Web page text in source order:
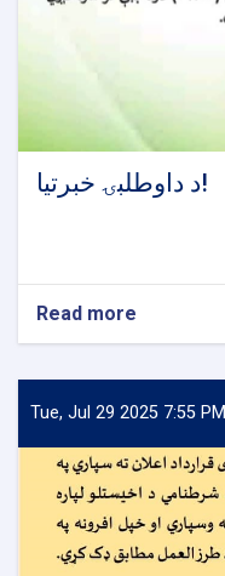
د داوطلبۍ خبرتیا!
Read more
د
خبرتیا!
Tue, Jul 29 2025 7:55 PM